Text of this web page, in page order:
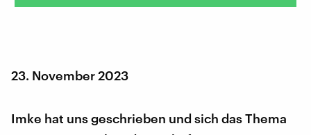
23. November 2023
Imke hat uns geschrieben und sich das Thema